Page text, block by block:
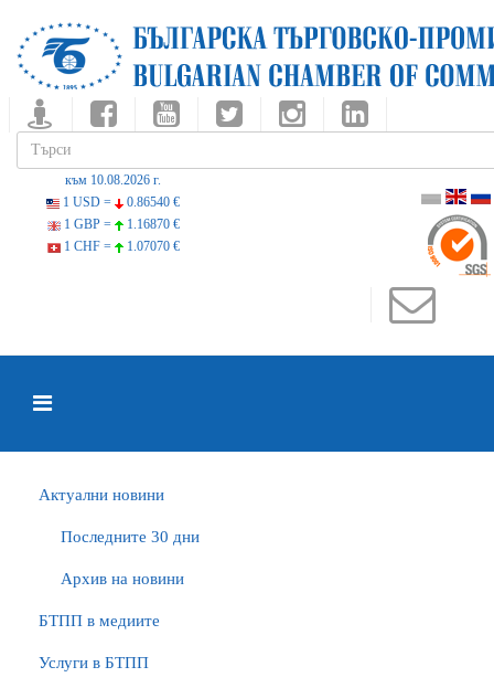
към 10.08.2026 г.
1 USD =
0.86540 €
1 GBP =
1.16870 €
1 CHF =
1.07070 €
Актуални новини
Последните 30 дни
Архив на новини
БTПП в медиите
Услуги в БТПП